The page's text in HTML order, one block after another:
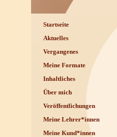
Startseite
Aktuelles
Vergangenes
Meine Formate
Inhaltliches
Über mich
Veröffentlichungen
Meine Lehrer*innen
Meine Kund*innen